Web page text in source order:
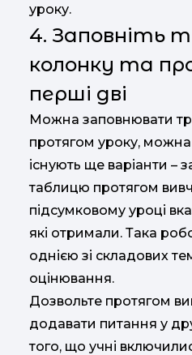
уроку.
4. Заповніть
колонку та
перші дві
Можна заповнювати
протягом уроку, можна
існують ще варіанти –
таблицю протягом
підсумковому уроці
які отримали. Така
однією зі складових
оцінювання.
Дозвольте протягом
додавати питання у
того, що учні